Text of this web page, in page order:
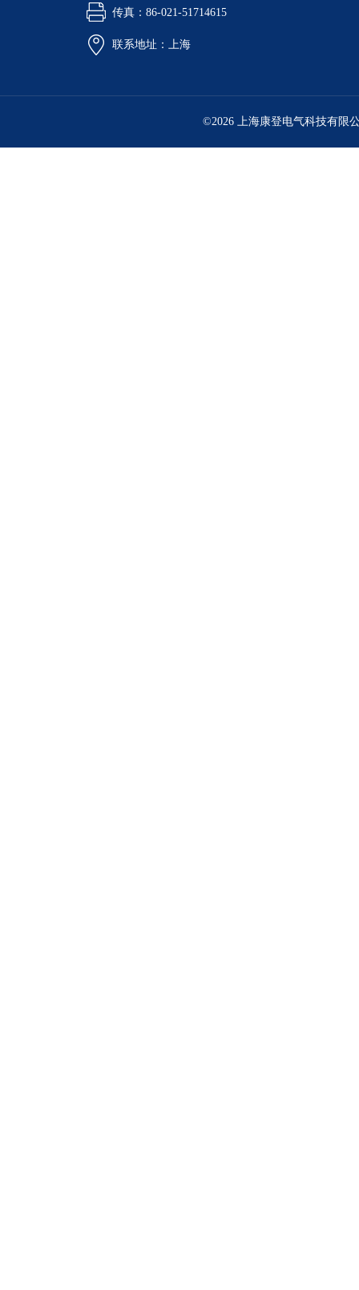
传真：86-021-51714615
联系地址：上海
©2026 上海康登电气科技有限